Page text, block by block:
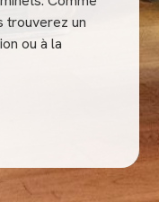
trouverez un
ou à la